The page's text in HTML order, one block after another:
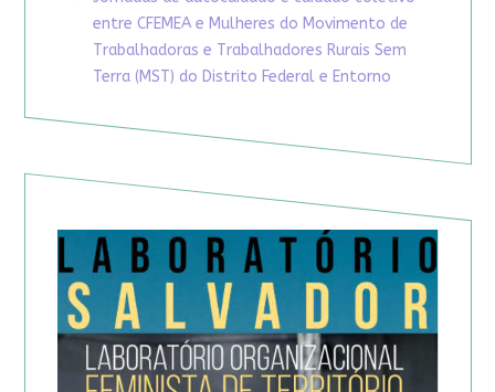
entre CFEMEA e Mulheres do Movimento de
Trabalhadoras e Trabalhadores Rurais Sem
Terra (MST) do Distrito Federal e Entorno